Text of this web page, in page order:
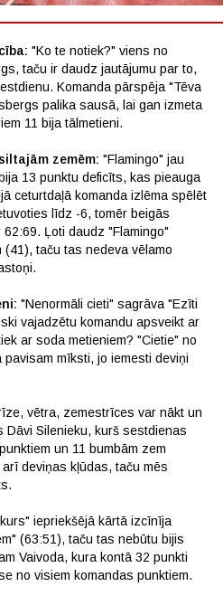
"Ko te notiek?" viens no
taču ir daudz jautājumu par to,
Komanda pārspēja "Tēva
palika sausā, lai gan izmeta
11 bija tālmetieni.
zemēm: "Flamingo" jau
13 punktu deficīts, kas pieauga
ceturtdaļā komanda izlēma spēlēt
līdz -6, tomēr beigās
Ļoti daudz "Flamingo"
taču tas nedeva vēlamo
"Nenormāli cieti" sagrāva "Ezīti
vajadzētu komandu apsveikt ar
ar soda metieniem? "Cietie" no
mīksti, jo iemesti deviņi
vētra, zemestrīces var nākt un
Dāvi Silenieku, kurš sestdienas
un 11 bumbām zem
deviņas kļūdas, taču mēs
iepriekšējā kārtā izcīnīja
(63:51), taču tas nebūtu bijis
Vaivoda, kura kontā 32 punkti
no visiem komandas punktiem.